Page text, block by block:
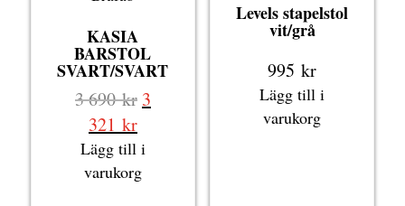
KASIA
BARSTOL
SVART/SVART
3 690kr Det
priset
var:
3
321 krDet
nuvarande
priset
Lägg till i
varukorg
Levels stapelstol
vit/grå
995 kr
Lägg till i
varukorg